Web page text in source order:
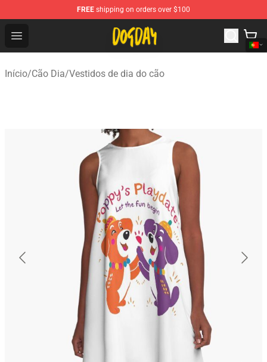
FREE shipping on orders over $100
Open menu
DogDay Store - Official DogDay Merchandise Shop
Início/Cão Dia/Vestidos de dia do cão